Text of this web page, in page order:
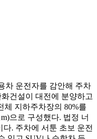
차 운전자를 감안해 주차
건설이 대전에 분양하고
체 지하주차장의 80%를
으로 구성했다. 법정 너
다. 주차에 서툰 초보 운전